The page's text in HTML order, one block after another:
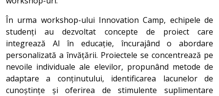
În urma workshop-ului Innovation Camp, echipele de
studenți au dezvoltat concepte de proiect care
integrează AI în educație, încurajând o abordare
personalizată a învățării. Proiectele se concentrează pe
nevoile individuale ale elevilor, propunând metode de
adaptare a conținutului, identificarea lacunelor de
cunoștințe și oferirea de stimulente suplimentare